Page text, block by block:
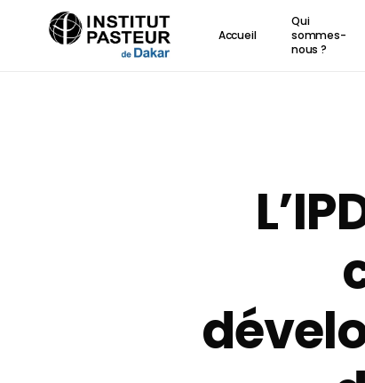
Accueil
Qui
sommes-
nous ?